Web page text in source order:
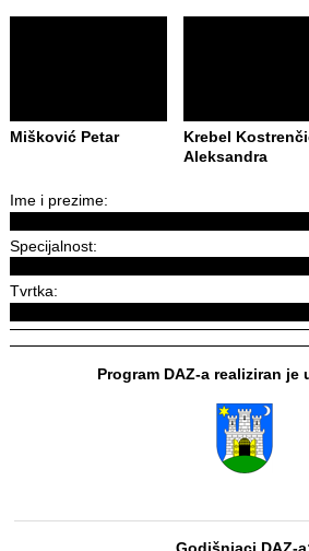
Mišković Petar
Krebel
Aleksandra
Ime i prezime:
Specijalnost:
Tvrtka:
Program DAZ-a realiziran je
Godišnjaci DAZ-